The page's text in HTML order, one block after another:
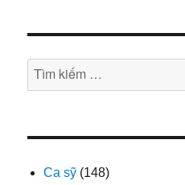
Tìm
kiếm:
Ca sỹ (148)